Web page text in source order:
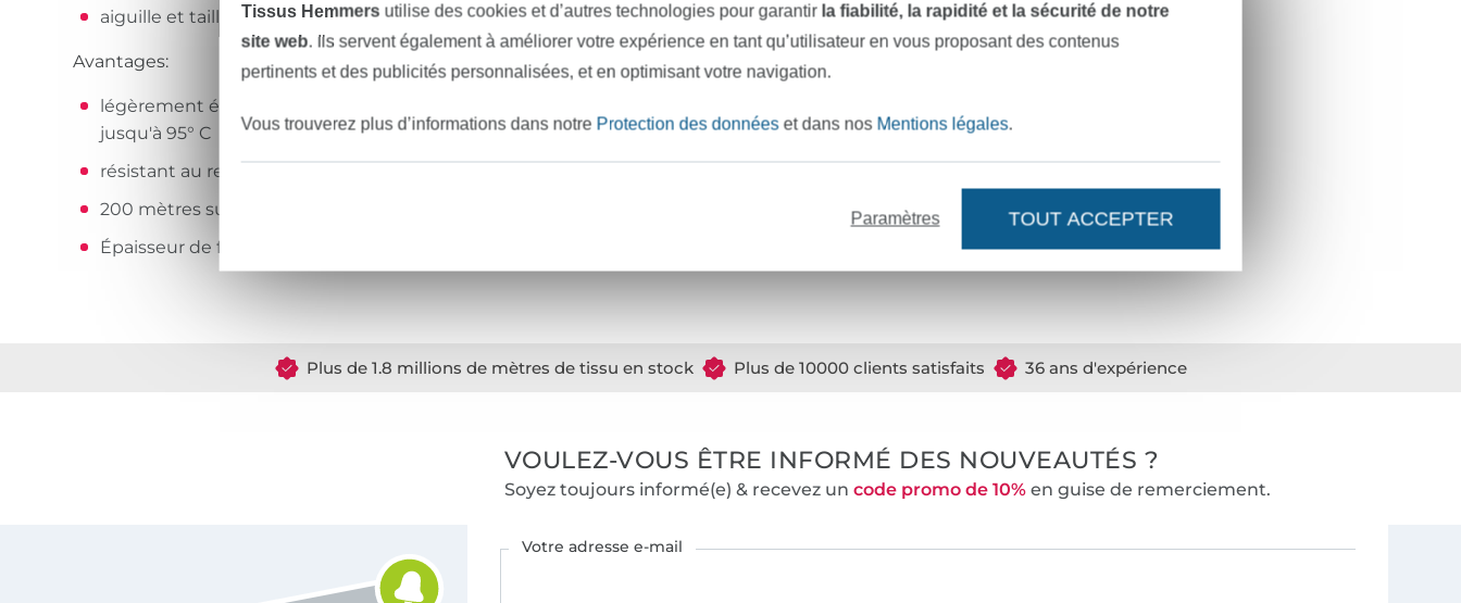
aiguille et taille d'aiguille recommandées : aiguille universelle NM 70 – 90
Avantages:
légèrement élastique et résistant à la déchirure résistant au lavage
jusqu'à 95° C
résistant au repassage jusqu'à 200° C
200 mètres sur la bobine
Épaisseur de fil : No./Tkt. 100 | dtex 300/2 | Nm 65/2
Réf.:
Coordonnées du fabricant
Plus de 1.8 millions de mètres de tissu en stock Plus de 10000 clients satisfaits 36 ans d'expérience
VOULEZ-VOUS ÊTRE INFORMÉ DES NOUVEAUTÉS ?
Soyez toujours informé(e) & recevez un code promo de 10%en guise de remerciement.
Votre adresse e-mail
Tissus Hemmers utilise des cookies et d’autres technologies pour garantir la fiabilité, la rapidité et la sécurité de notre
site web. Ils servent également à améliorer votre expérience en tant qu’utilisateur en vous proposant des contenus
pertinents et des publicités personnalisées, et en optimisant votre navigation.
Vous trouverez plus d’informations dans notre Protection des donnéeset dans nos Mentions légales.
Paramètres TOUT ACCEPTER